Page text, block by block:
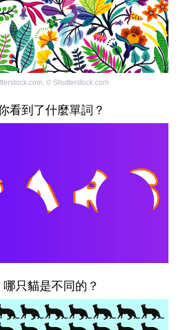
© Shutterstock.com
看到了什麼單詞？
哪只貓是不同的？